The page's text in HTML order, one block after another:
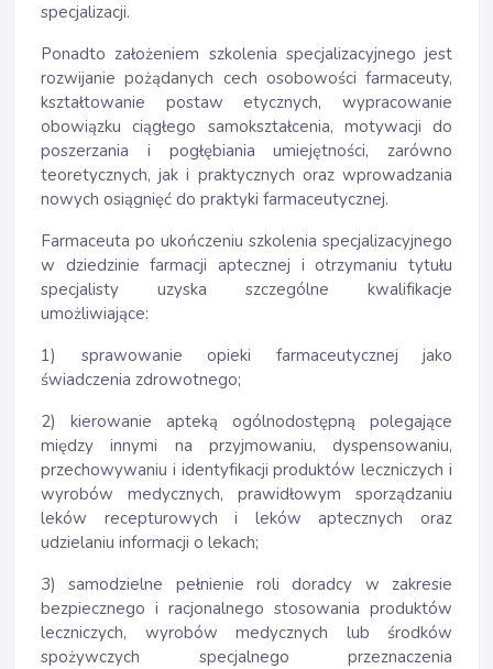
specjalizacji.
Ponadto założeniem szkolenia specjalizacyjnego jest
rozwijanie pożądanych cech osobowości farmaceuty,
kształtowanie postaw etycznych, wypracowanie
obowiązku ciągłego samokształcenia, motywacji do
poszerzania i pogłębiania umiejętności, zarówno
teoretycznych, jak i praktycznych oraz wprowadzania
nowych osiągnięć do praktyki farmaceutycznej.
Farmaceuta po ukończeniu szkolenia specjalizacyjnego
w dziedzinie farmacji aptecznej i otrzymaniu tytułu
specjalisty uzyska szczególne kwalifikacje
umożliwiające:
1) sprawowanie opieki farmaceutycznej jako
świadczenia zdrowotnego;
2) kierowanie apteką ogólnodostępną polegające
między innymi na przyjmowaniu, dyspensowaniu,
przechowywaniu i identyfikacji produktów leczniczych i
wyrobów medycznych, prawidłowym sporządzaniu
leków recepturowych i leków aptecznych oraz
udzielaniu informacji o lekach;
3) samodzielne pełnienie roli doradcy w zakresie
bezpiecznego i racjonalnego stosowania produktów
leczniczych, wyrobów medycznych lub środków
spożywczych specjalnego przeznaczenia